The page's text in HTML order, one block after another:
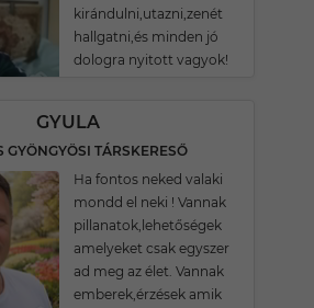
kirándulni,utazni,zenét
hallgatni,és minden jó
dologra nyitott vagyok!
GYULA
GYÖNGYÖSI TÁRSKERESŐ
Ha fontos neked valaki
mondd el neki ! Vannak
pillanatok,lehetőségek
amelyeket csak egyszer
ad meg az élet. Vannak
emberek,érzések amik